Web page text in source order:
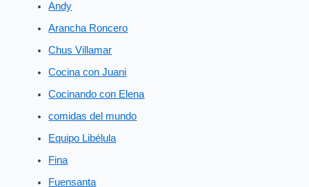
Andy
Arancha Roncero
Chus Villamar
Cocina con Juani
Cocinando con Elena
comidas del mundo
Equipo Libélula
Fina
Fuensanta